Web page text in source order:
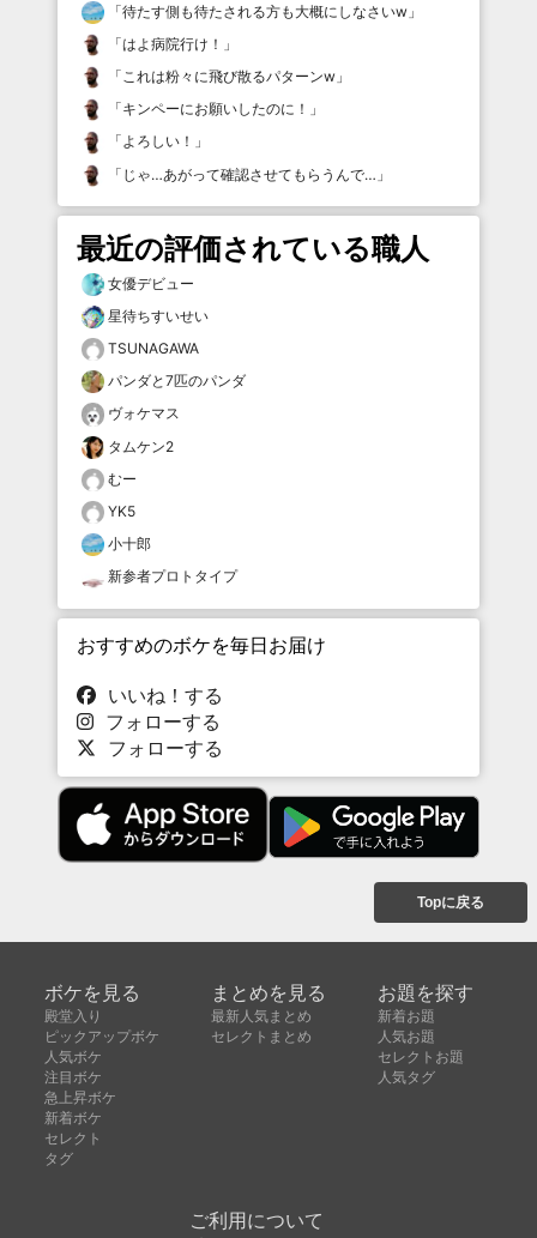
「待たす側も待たされる方も大概にしなさいw 」
「はよ病院行け！ 」
「 これは粉々に飛び散るパターンw 」
「キンペーにお願いしたのに！ 」
「よろしい！ 」
「 じゃ…あがって確認させてもらうんで… 」
最近の評価されている職人
女優デビュー
星待ちすいせい
TSUNAGAWA
パンダと7匹のパンダ
ヴォケマス
タムケン2
むー
YK5
小十郎
新参者プロトタイプ
おすすめのボケを毎日お届け
いいね！する
フォローする
フォローする
Topに戻る
ボケを見る
殿堂入り
ピックアップボケ
人気ボケ
注目ボケ
急上昇ボケ
新着ボケ
セレクト
タグ
まとめを見る
最新人気まとめ
セレクトまとめ
お題を探す
新着お題
人気お題
セレクトお題
人気タグ
ご利用について